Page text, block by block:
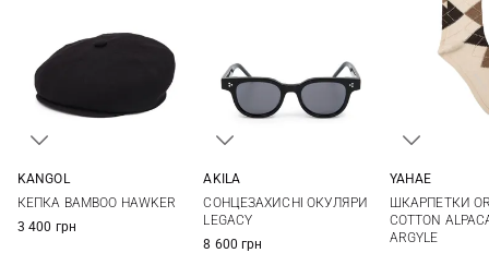
KANGOL
КЕПКА BAMBOO HAWKER
3 400 грн
AKILA
СОНЦЕЗАХИСНІ ОКУЛЯРИ
LEGACY
8 600 грн
YAHAE
ШКАРПЕТКИ
COTTON
ARGYLE